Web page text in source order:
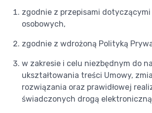
zgodnie z przepisami
osobowych,
zgodnie z wdrożoną Polityką
w zakresie i celu niezbędnym do
ukształtowania treści Umowy,
rozwiązania oraz prawidłowej
świadczonych drogą